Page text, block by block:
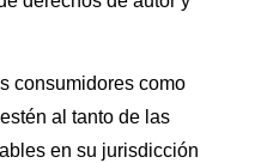
consumidores como
al tanto de las
en su jurisdicción